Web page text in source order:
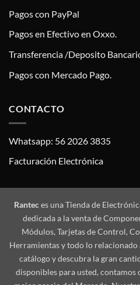
Pagos con PayPal
Pagos en Efectivo en Oxxo.
Transferencia /Deposito
Pagos con Mercado Pago.
CONTACTO
Whatsapp: 56 2026 3835
Facturación Electrónica
Ranteces una Tienda de
dedicada a la venta de
Módulos, Tarjetas de Control,
Herramientas y todo lo
catálogo y descubra la gran
disponibles para usted, contamos